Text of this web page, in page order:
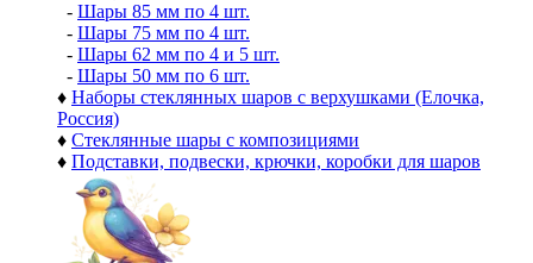
- Шары 85 мм по 4 шт.
- Шары 75 мм по 4 шт.
- Шары 62 мм по 4 и 5 шт.
- Шары 50 мм по 6 шт.
♦ Наборы стеклянных шаров с верхушками (Елочка,
Россия)
♦ Стеклянные шары с композициями
♦ Подставки, подвески, крючки, коробки для шаров